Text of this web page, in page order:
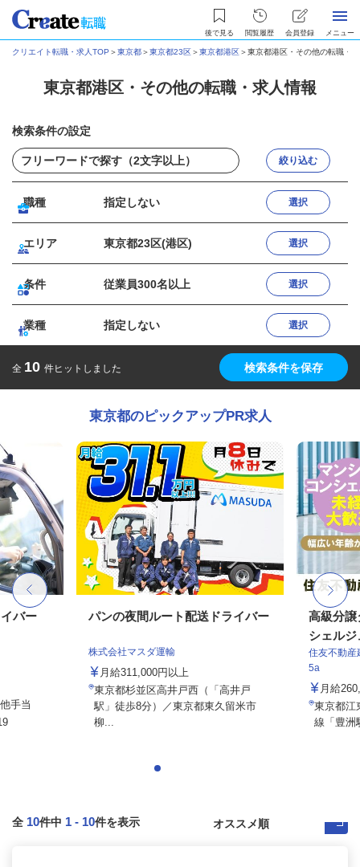
後で見る 閲覧履歴 会員登録 メニュー
クリエイト転職・求人TOP ＞東京都＞東京都23区＞東京都港区＞東京都港区・その他の転職・
東京都港区・その他の転職・求人情報
検索条件の設定
絞り込む
職種 指定しない 選択
エリア 東京都23区(港区) 選択
条件 従業員300名以上 選択
業種 指定しない 選択
全 10 件ヒットしました 検索条件を保存
東京都のピックアップPR求人
バー
手当
パンの夜間ルート配送ドライバー
株式会社マスダ運輸
月給311,000円以上
東京都杉並区高井戸西（「高井戸
駅」徒歩8分）／東京都東久留米市
柳...
高級分譲
シェルジ
住友不動産
5a
月給
東京都江
線「豊洲
全 10件中 1 - 10件を表示